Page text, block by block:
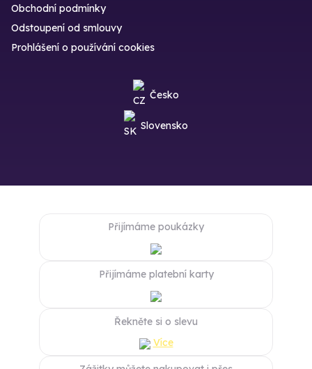
Obchodní podmínky
Odstoupení od smlouvy
Prohlášení o používání cookies
Česko
Slovensko
Přijímáme poukázky
Přijímáme platební karty
Řekněte si o slevu
Více